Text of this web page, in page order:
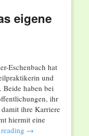
eigene
Eschenbach hat
und
Beide haben bei
ihr
ihre Karriere
hiermit eine
→